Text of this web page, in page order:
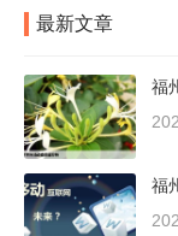
最新文章
福
福